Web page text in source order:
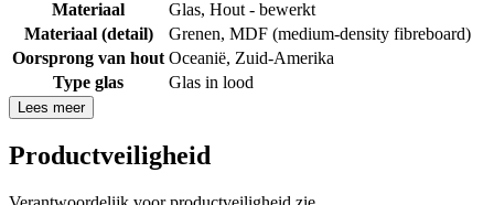
Materiaal
Glas, Hout - bewerkt
Materiaal (detail)
Grenen, MDF (medium-density fibreboard)
Oorsprong van hout Oceanië, Zuid-Amerika
Type glas
Glas in lood
Lees meer
Productveiligheid